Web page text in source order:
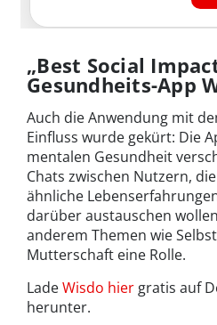
„Best Social
Gesundheits-App
Auch die Anwendung mit
Einfluss wurde gekürt: Die
mentalen Gesundheit
Chats zwischen Nutzern,
ähnliche
darüber austauschen
anderem Themen wie
Mutterschaft eine Rolle.
LadeWisdo hier gratis auf
herunter.